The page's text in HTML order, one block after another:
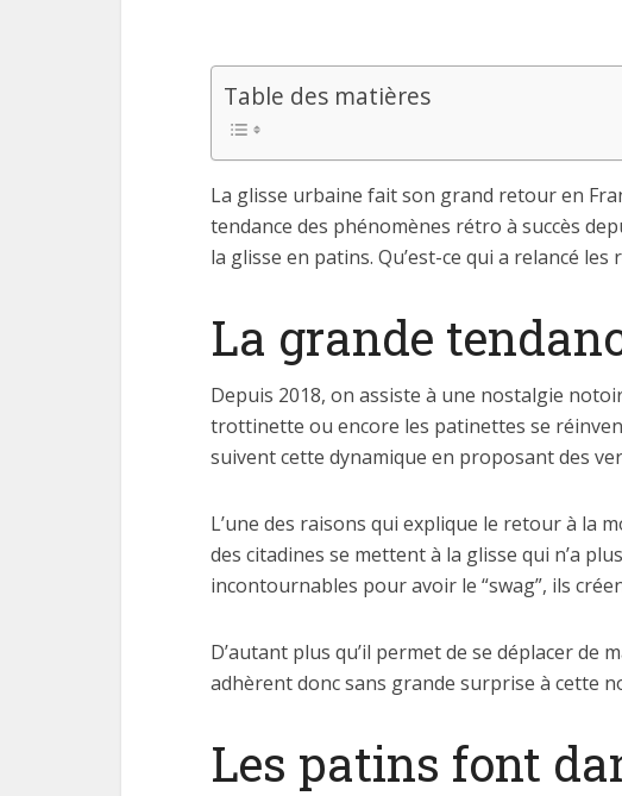
Table des matières
La glisse urbaine fait son grand retour en
tendance des phénomènes rétro à succès
la glisse en patins. Qu’est-ce qui a relancé
La grande
Depuis 2018, on assiste à une nostalgie
trottinette ou encore les patinettes se
suivent cette dynamique en proposant des
L’une des raisons qui explique le retour à la
des citadines se mettent à la glisse qui n’a
incontournables pour avoir le “swag”, ils
D’autant plus qu’il permet de se déplacer
adhèrent donc sans grande surprise à cette
Les patins font